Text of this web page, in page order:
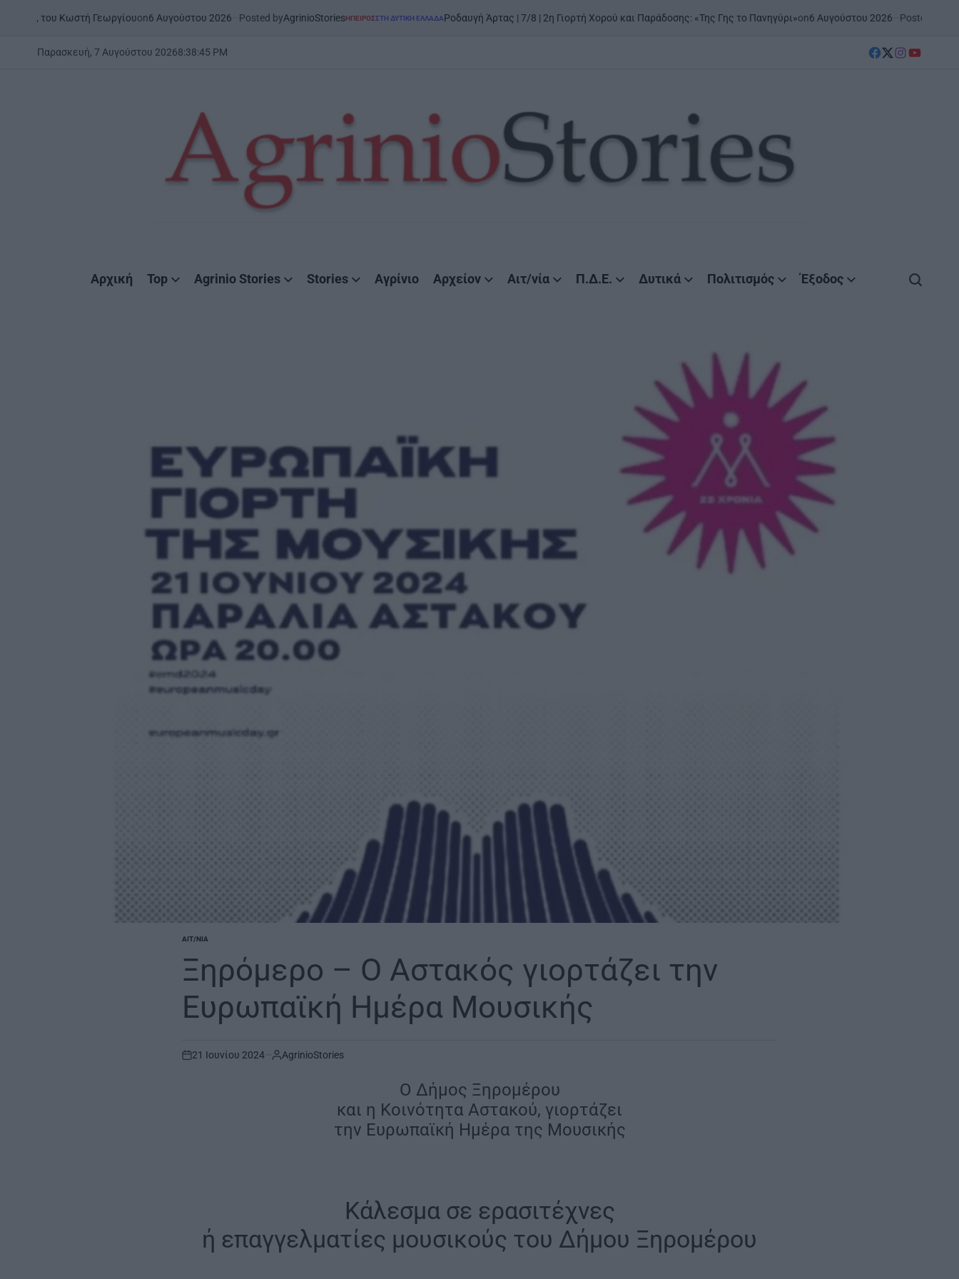
Γεωργίουon6 Αυγούστου 2026 Posted byAgrinioStories POSTED
ΉΠΕΙΡΟΣΣΤΗ ΔΥΤΙΚΉ ΕΛΛΆΔΑΡοδαυγή Άρτας | 7/8 | 2η Γιορτή Χορού και Παράδοσης: «Της Γης το Πανηγύρι»on 6 Αυγούστου 2026 Posted byAgrinioStories
Παρασκευή, 7 Αυγούστου 20268:38:47 PM
facebook
Twitter
instagram
YouTube
Αρχική Top Agrinio Stories Stories Αγρίνιο Αρχείον Αιτ/νία Π.Δ.Ε. Δυτικά Πολιτισμός Έξοδος
POSTED
ΑΙΤ/ΝΊΑ
Ξηρόμερο – Ο Αστακός γιορτάζει την
Ευρωπαϊκή Ημέρα Μουσικής
on
21 Ιουνίου 2024 AgrinioStories
Ο Δήμος Ξηρομέρου
και η Κοινότητα Αστακού, γιορτάζει
την Ευρωπαϊκή Ημέρα της Μουσικής
Κάλεσμα σε ερασιτέχνες
ή επαγγελματίες μουσικούς του Δήμου Ξηρομέρου